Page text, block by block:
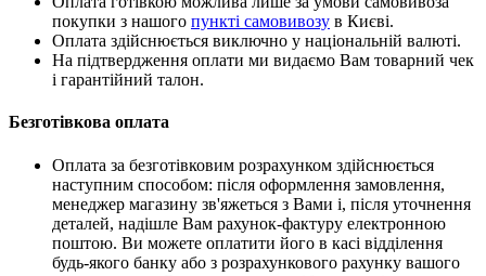
покупки з нашого пункті самовивозу в Києві.
Оплата здійснюється виключно у національній валюті.
На підтвердження оплати ми видаємо Вам товарний чек
і гарантійний талон.
Безготівкова оплата
Оплата за безготівковим розрахунком здійснюється
наступним способом: після оформлення замовлення,
менеджер магазину зв'яжеться з Вами і, після уточнення
деталей, надішле Вам рахунок-фактуру електронною
поштою. Ви можете оплатити його в касі відділення
будь-якого банку або з розрахункового рахунку вашого